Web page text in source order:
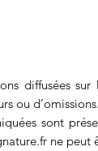
diffusées sur
ou d’omissions.
sont
ne peut